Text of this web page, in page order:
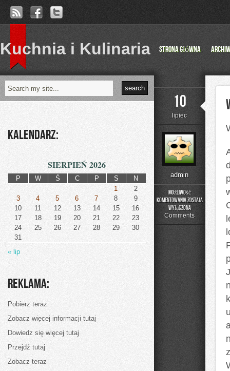
Kuchnia i Kulinaria Strona główna
10
lipiec
admin
Możliwość
komentowania
perła
została
wyłączona
Comments
Kalendarz:
SIERPIEŃ 2026
P W Ś C P S
N
1
2
3
4 5 6 7 8
9
10
11 12 13 14 15
16
17
18 19 20 21 22
23
24
25 26 27 28 29
30
31
« lip
Reklama:
Pobierz teraz
Zobacz więcej informacji tutaj
Dowiedz się więcej tutaj
Przejdź tutaj
Zobacz teraz